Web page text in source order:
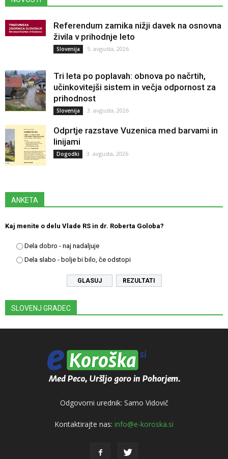
Referendum zamika nižji davek na osnovna
živila v prihodnje leto
Slovenija 5. avgusta, 2026
Tri leta po poplavah: obnova po načrtih,
učinkovitejši sistem in večja odpornost za
prihodnost
Slovenija 3. avgusta, 2026
Odprtje razstave Vuzenica med barvami in
linijami
Dogodki 3. avgusta, 2026
ANKETA
Kaj menite o delu Vlade RS in dr. Roberta Goloba?
Dela dobro - naj nadaljuje
Dela slabo - bolje bi bilo, če odstopi
REZULTATI
SLOVENJ GRADEC
Odgovorni urednik: Samo Vidovič
Kontaktirajte nas: info@e-koroska.si